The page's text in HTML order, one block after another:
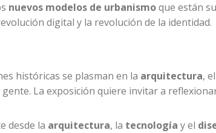
nuevos modelos de urbanismoque están
digital y la revolución de la identidad.
históricas se plasman en la arquitectura, el
La exposición quiere invitar a
desde la arquitectura, la tecnología y el